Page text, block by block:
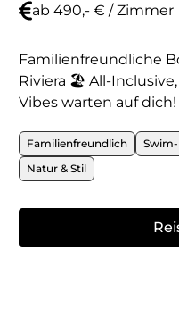
ab 490,- € / Zimmer
Familienfreundliche
Riviera 🏖️ All-
Vibes warten auf dich!
Familienfreundlich
Natur & Stil